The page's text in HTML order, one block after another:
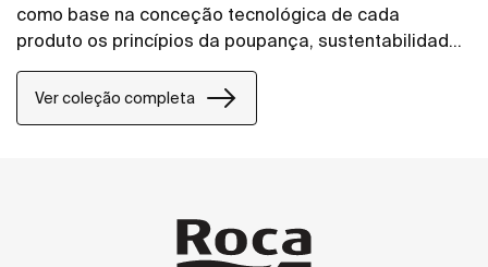
como base na conceção tecnológica de cada
produto os princípios da poupança, sustentabilidade
e integração.
Ver coleção completa